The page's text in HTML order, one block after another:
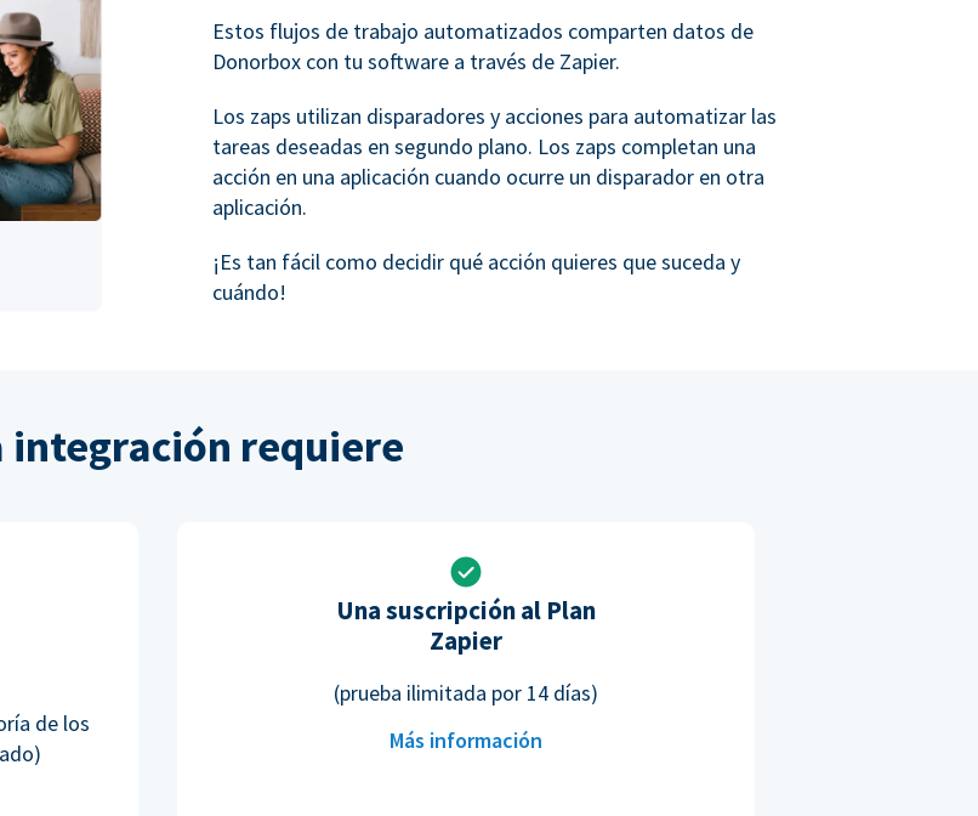
Estos flujos de trabajo automatizados comparten datos de
Donorbox con tu software a través de Zapier.
Los zaps utilizan disparadores y acciones para automatizar las
tareas deseadas en segundo plano. Los zaps completan una
acción en una aplicación cuando ocurre un disparador en otra
aplicación.
¡Es tan fácil como decidir qué acción quieres que suceda y
cuándo!
integración requiere
de los
Una suscripción al Plan
Zapier
(prueba ilimitada por 14 días)
Más información